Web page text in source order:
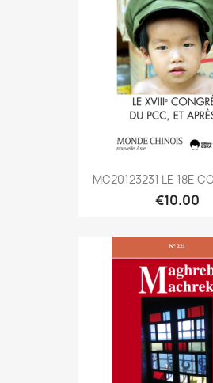
MC20123231 LE 18E
€10.00